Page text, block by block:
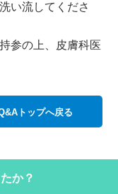
い流してくださ
参の上、皮膚科医
トップへ戻る
か？